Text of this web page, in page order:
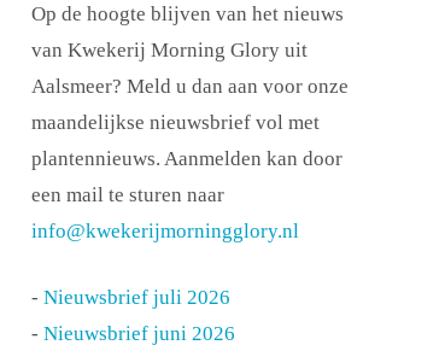
Op de hoogte blijven van het nieuws
van Kwekerij Morning Glory uit
Aalsmeer? Meld u dan aan voor onze
maandelijkse nieuwsbrief vol met
plantennieuws. Aanmelden kan door
een mail te sturen naar
info@kwekerijmorningglory.nl
-Nieuwsbrief juli 2026
-Nieuwsbrief juni 2026